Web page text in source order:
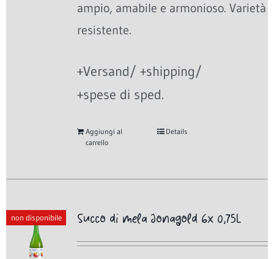
ampio, amabile e armonioso. Varietà
resistente.
+Versand/ +shipping/
+spese di sped.
Aggiungi al
carrello
Details
non disponibile Succo di mela Jonagold 6x 0,75L